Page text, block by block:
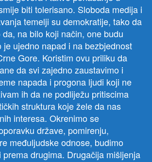
biti tolerisano. Sloboda medija i
temelji su demokratije, tako da
na bilo koji način, one budu
je ujedno napad i na bezbjednost
Gore. Koristim ovu priliku da
da svi zajedno zaustavimo i
napada i progona ljudi koji ne
ih da ne podliježu pritiscima
struktura koje žele da nas
interesa. Okrenimo se
države, pomirenju,
međuljudske odnose, budimo
drugima. Drugačija mišljenja